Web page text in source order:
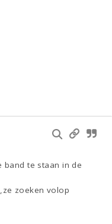
band te staan in de
zoeken volop